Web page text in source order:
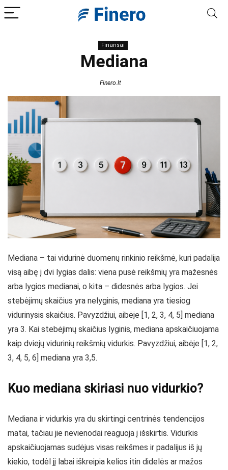
Finansai
Mediana
Finero.lt
Mediana – tai vidurinė duomenų rinkinio reikšmė, kuri padalija
visą aibę į dvi lygias dalis: viena pusė reikšmių yra mažesnės
arba lygios medianai, o kita – didesnės arba lygios. Jei
stebėjimų skaičius yra nelyginis, mediana yra tiesiog
vidurinysis skaičius. Pavyzdžiui, aibėje [1, 2, 3, 4, 5] mediana
yra 3. Kai stebėjimų skaičius lyginis, mediana apskaičiuojama
kaip dviejų vidurinių reikšmių vidurkis. Pavyzdžiui, aibėje [1, 2,
3, 4, 5, 6] mediana yra 3,5.
Kuo mediana skiriasi nuo vidurkio?
Mediana ir vidurkis yra du skirtingi centrinės tendencijos
matai, tačiau jie nevienodai reaguoja į išskirtis. Vidurkis
apskaičiuojamas sudėjus visas reikšmes ir padalijus iš jų
kiekio, todėl jį labai iškreipia kelios itin didelės ar mažos